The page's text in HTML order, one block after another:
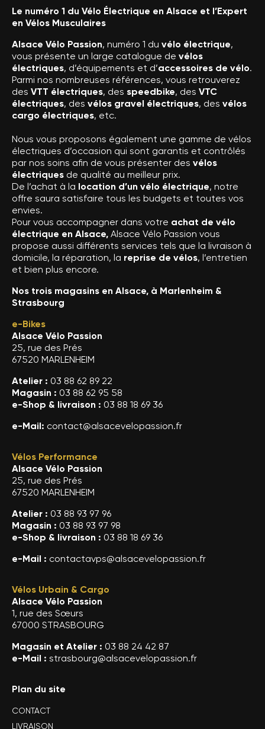
Le numéro 1 du Vélo Électrique en Alsace et l’Expert
en Vélos Musculaires
Alsace Vélo Passion, numéro 1 du vélo électrique,
vous présente un large catalogue de vélos
électriques, d’équipements et d’accessoires de vélo.
Parmi nos nombreuses références, vous retrouverez
des VTT électriques, des speedbike, des VTC
électriques, des vélos gravel électriques, des vélos
cargo électriques, etc.
Nous vous proposons également une gamme de vélos
électriques d’occasion qui sont garantis et contrôlés
par nos soins afin de vous présenter des vélos
électriques de qualité au meilleur prix.
De l’achat à la location d’un vélo électrique, notre
offre saura satisfaire tous les budgets et toutes vos
envies.
Pour vous accompagner dans votre achat de vélo
électrique en Alsace, Alsace Vélo Passion vous
propose aussi différents services tels que la livraison à
domicile, la réparation, la reprise de vélos, l’entretien
et bien plus encore.
Nos trois magasins en Alsace, à Marlenheim &
Strasbourg
e-Bikes
Alsace Vélo Passion
25, rue des Prés
67520 MARLENHEIM
Atelier : 03 88 62 89 22
Magasin : 03 88 62 95 58
e-Shop & livraison : 03 88 18 69 36
e-Mail: contact@alsacevelopassion.fr
Vélos Performance
Alsace Vélo Passion
25, rue des Prés
67520 MARLENHEIM
Atelier : 03 88 93 97 96
Magasin : 03 88 93 97 98
e-Shop & livraison : 03 88 18 69 36
e-Mail : contactavps@alsacevelopassion.fr
Vélos Urbain & Cargo
Alsace Vélo Passion
1, rue des Sœurs
67000 STRASBOURG
Magasin et Atelier : 03 88 24 42 87
e-Mail : strasbourg@alsacevelopassion.fr
Plan du site
CONTACT
LIVRAISON